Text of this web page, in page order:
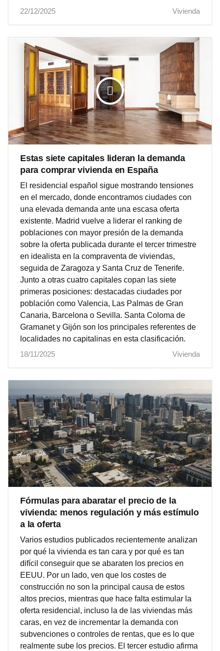
22/12/2025
Vivienda
Estas siete capitales lideran la demanda
para comprar vivienda en España
El residencial español sigue mostrando tensiones
en el mercado, donde encontramos ciudades con
una elevada demanda ante una escasa oferta
existente. Madrid vuelve a liderar el ranking de
poblaciones con mayor presión de la demanda
sobre la oferta publicada durante el tercer trimestre
en idealista en la compraventa de viviendas,
seguida de Zaragoza y Santa Cruz de Tenerife.
Junto a otras cuatro capitales copan las siete
primeras posiciones: destacadas ciudades por
población como Valencia, Las Palmas de Gran
Canaria, Barcelona o Sevilla. Santa Coloma de
Gramanet y Gijón son los principales referentes de
localidades no capitalinas en esta clasificación.
18/11/2025
Vivienda
Fórmulas para abaratar el precio de la
vivienda: menos regulación y más estímulo
a la oferta
Varios estudios publicados recientemente analizan
por qué la vivienda es tan cara y por qué es tan
difícil conseguir que se abaraten los precios en
EEUU. Por un lado, ven que los costes de
construcción no son la principal causa de estos
altos precios, mientras que hace falta estimular la
oferta residencial, incluso la de las viviendas más
caras, en vez de incrementar la demanda con
subvenciones o controles de rentas, que es lo que
realmente sube los precios. El tercer estudio afirma